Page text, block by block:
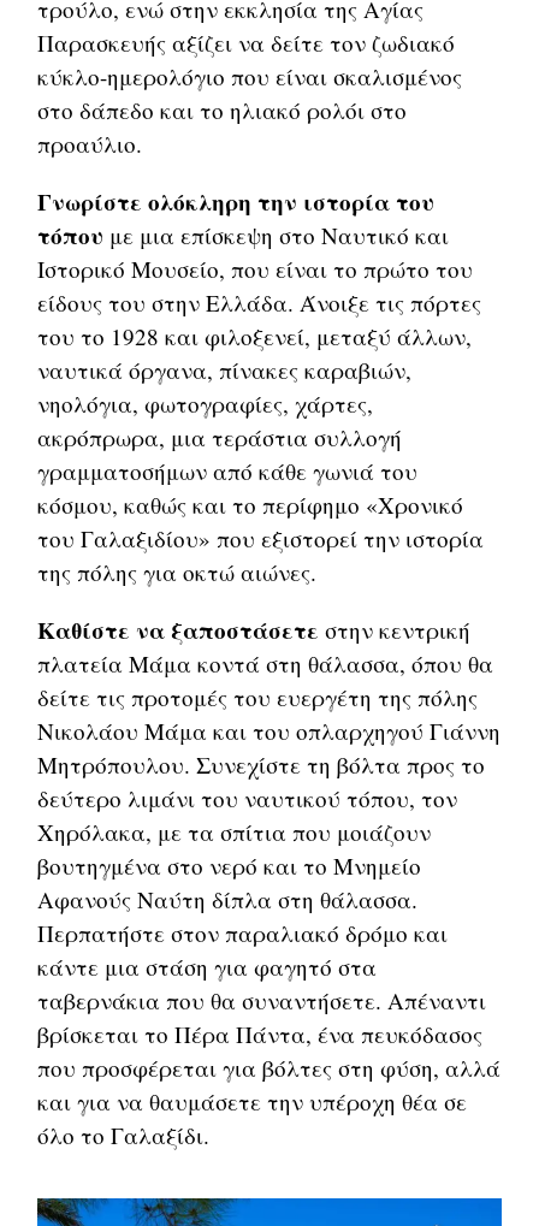
τρούλο, ενώ στην εκκλησία της Αγίας
Παρασκευής αξίζει να δείτε τον ζωδιακό
κύκλο-ημερολόγιο που είναι σκαλισμένος
στο δάπεδο και το ηλιακό ρολόι στο
προαύλιο.
Γνωρίστε ολόκληρη την ιστορία του
τόπου με μια επίσκεψη στο Ναυτικό και
Ιστορικό Μουσείο, που είναι το πρώτο του
είδους του στην Ελλάδα. Άνοιξε τις πόρτες
του το 1928 και φιλοξενεί, μεταξύ άλλων,
ναυτικά όργανα, πίνακες καραβιών,
νηολόγια, φωτογραφίες, χάρτες,
ακρόπρωρα, μια τεράστια συλλογή
γραμματοσήμων από κάθε γωνιά του
κόσμου, καθώς και το περίφημο «Χρονικό
του Γαλαξιδίου» που εξιστορεί την ιστορία
της πόλης για οκτώ αιώνες.
Καθίστε να ξαποστάσετε στην κεντρική
πλατεία Μάμα κοντά στη θάλασσα, όπου θα
δείτε τις προτομές του ευεργέτη της πόλης
Νικολάου Μάμα και του οπλαρχηγού Γιάννη
Μητρόπουλου. Συνεχίστε τη βόλτα προς το
δεύτερο λιμάνι του ναυτικού τόπου, τον
Χηρόλακα, με τα σπίτια που μοιάζουν
βουτηγμένα στο νερό και το Μνημείο
Αφανούς Ναύτη δίπλα στη θάλασσα.
Περπατήστε στον παραλιακό δρόμο και
κάντε μια στάση για φαγητό στα
ταβερνάκια που θα συναντήσετε. Απέναντι
βρίσκεται το Πέρα Πάντα, ένα πευκόδασος
που προσφέρεται για βόλτες στη φύση, αλλά
και για να θαυμάσετε την υπέροχη θέα σε
όλο το Γαλαξίδι.